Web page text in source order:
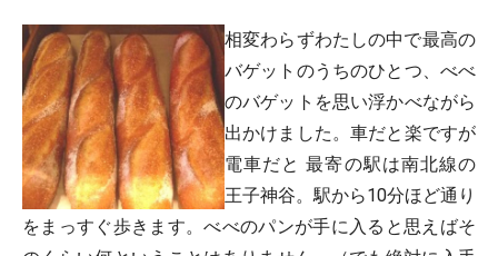
相変わらずわたしの中で最高の
バゲットのうちのひとつ、べべ
のバゲットを思い浮かべながら
出かけました。車だと楽ですが
電車だと 最寄の駅は南北線の
王子神谷。駅から10分ほど通り
をまっすぐ歩きます。べべのパンが手に入ると思えばそ